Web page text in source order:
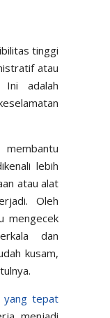
tinggi
atau
Ini adalah
lebih
atau alat
Oleh
mengecek
dan
kusam,
tepat